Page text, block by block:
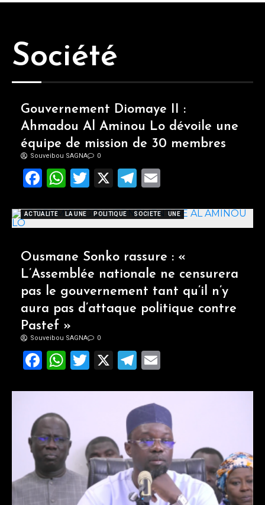
Société
ACTUALITE LA UNE POLITIQUE SOCIETE UNE
Gouvernement Diomaye II :
Ahmadou Al Aminou Lo dévoile une
équipe de mission de 30 membres
Souveibou SAGNA 0
Facebook
WhatsApp
Twitter
X Telegram
Ousmane Sonko rassure : «
L’Assemblée nationale ne censurera
pas le gouvernement tant qu’il n’y
aura pas d’attaque politique contre
Pastef »
Souveibou SAGNA 0
Facebook
WhatsApp
Twitter
X Telegram